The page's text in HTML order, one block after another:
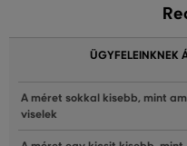
ÜGYFELEINKNEK
A méret sokkal kisebb, mint
viselek